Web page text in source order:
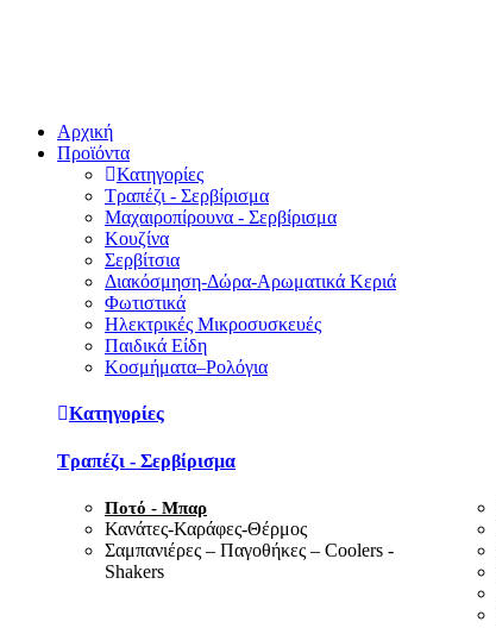
Αρχική
Προϊόντα
Κατηγορίες
Τραπέζι - Σερβίρισμα
Μαχαιροπίρουνα - Σερβίρισμα
Κουζίνα
Σερβίτσια
Διακόσμηση-Δώρα-Αρωματικά Κεριά
Φωτιστικά
Ηλεκτρικές Μικροσυσκευές
Παιδικά Είδη
Κοσμήματα–Ρολόγια
Κατηγορίες
Τραπέζι - Σερβίρισμα
Ποτό - Μπαρ
Κανάτες-Καράφες-Θέρμος
Σαμπανιέρες – Παγοθήκες – Coolers -
Shakers